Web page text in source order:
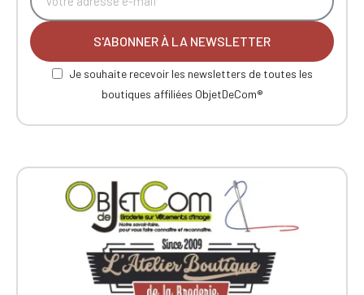
S'ABONNER À LA NEWSLETTER
Je souhaite recevoir les newsletters de toutes les
boutiques affiliées ObjetDeCom®